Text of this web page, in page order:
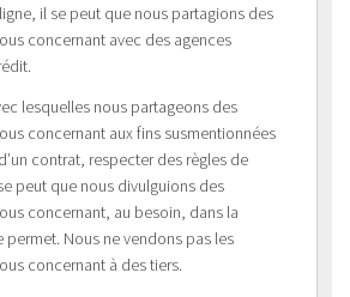
il se peut que nous partagions des
concernant avec des agences
lesquelles nous partageons des
concernant aux fins susmentionnées
contrat, respecter des règles de
peut que nous divulguions des
concernant, au besoin, dans la
permet. Nous ne vendons pas les
concernant à des tiers.